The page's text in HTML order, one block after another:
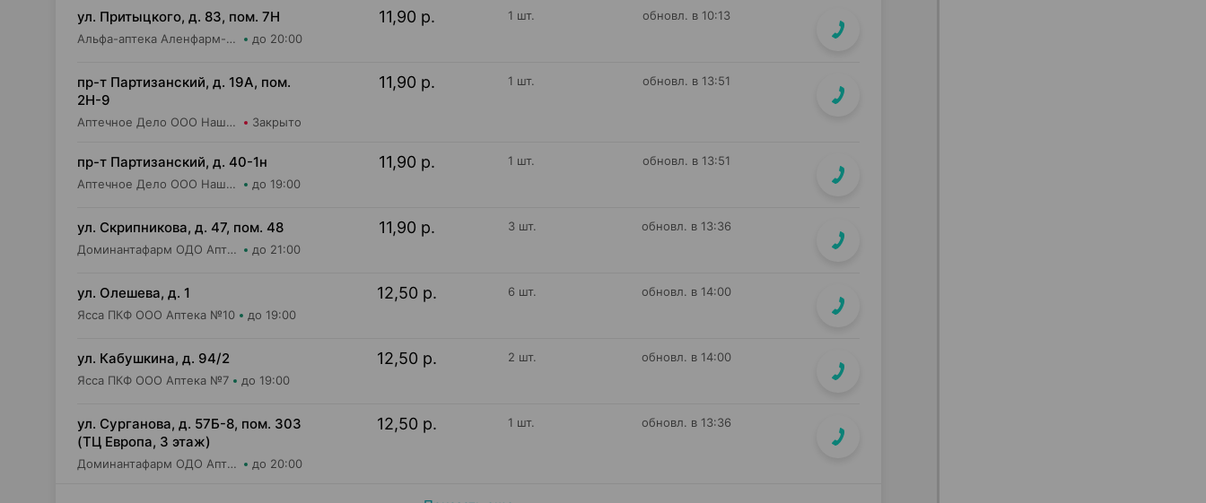
ул. Притыцкого, д. 83, пом. 7Н
Альфа-аптека Аленфарм-Плюс ОДО Аптека №14 до 20:00
11,90 р. 1 шт. обновл. в 10:13
пр-т Партизанский, д. 19А, пом.
2Н-9
Аптечное Дело ООО Наша Аптека №12 Закрыто
11,90 р. 1 шт. обновл. в 13:51
пр-т Партизанский, д. 40-1н
Аптечное Дело ООО Наша Аптека №4 до 19:00
11,90 р. 1 шт. обновл. в 13:51
ул. Скрипникова, д. 47, пом. 48
Доминантафарм ОДО Аптека №33 до 21:00
11,90 р. 3 шт. обновл. в 13:36
ул. Олешева, д. 1
Ясса ПКФ ООО Аптека №10 до 19:00
12,50 р. 6 шт. обновл. в 14:00
ул. Кабушкина, д. 94/2
Ясса ПКФ ООО Аптека №7 до 19:00
12,50 р. 2 шт. обновл. в 14:00
ул. Сурганова, д. 57Б-8, пом. 303
(ТЦ Европа, 3 этаж)
Доминантафарм ОДО Аптека №37 до 20:00
12,50 р. 1 шт. обновл. в 13:36